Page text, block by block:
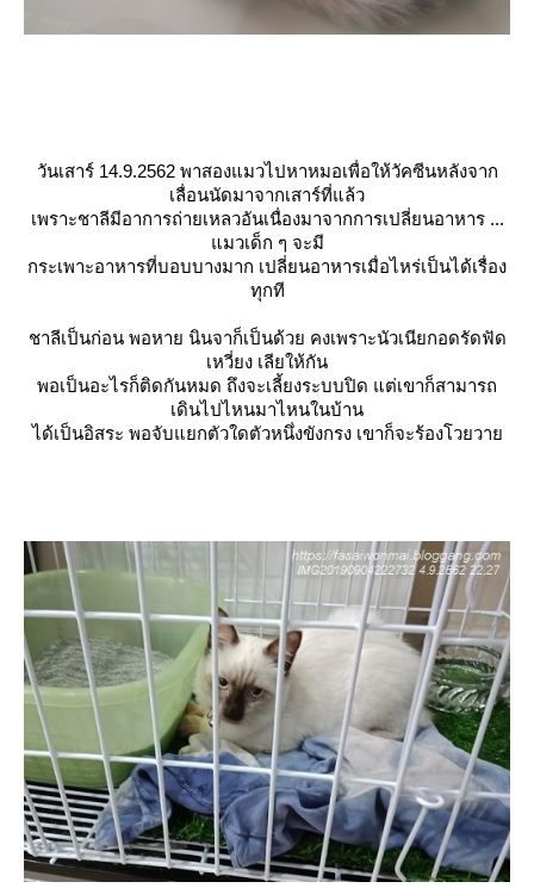
วันเสาร์ 14.9.2562 พาสองแมวไปหาหมอเพื่อให้วัคซีนหลังจาก
เลื่อนนัดมาจากเสาร์ที่แล้ว
เพราะชาลีมีอาการถ่ายเหลวอันเนื่องมาจากการเปลี่ยนอาหาร ...
มวเด็ก ๆ จะมี
กระเพาะอาหารที่บอบบางมาก เปลี่ยนอาหารเมื่อไหร่เป็นได้เรื่อง
ทุกที
ชาลีเป็นก่อน พอหาย นินจาก็เป็นด้วย คงเพราะนัวเนียกอดรัดฟัด
เหวี่ยง เลียให้กัน
พอเป็นอะไรก็ติดกันหมด ถึงจะเลี้ยงระบบปิด แต่เขาก็สามารถ
เดินไปไหนมาไหนในบ้าน
ได้เป็นอิสระ พอจับแยกตัวใดตัวหนึ่งขังกรง เขาก็จะร้องโวยวา